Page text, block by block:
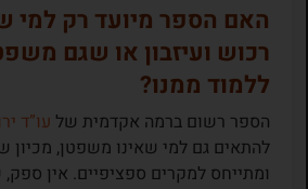
האם הספר מיועד רק למי
רכוש ועיזבון או שגם
ללמוד ממנו?
הספר רשום ברמה אקדמית של עו”ד
להתאים גם למי שאינו משפטן, מכיון
ומתייחס למקרים ספציפיים. אין